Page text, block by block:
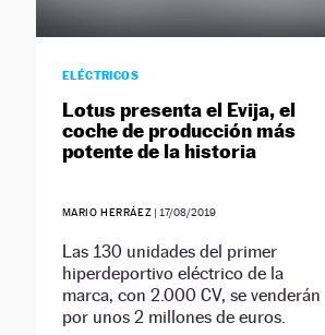
ELÉCTRICOS
Lotus presenta el Evija, el
coche de producción más
potente de la historia
MARIO HERRÁEZ | 17/08/2019
Las 130 unidades del primer
hiperdeportivo eléctrico de la
marca, con 2.000 CV, se venderán
por unos 2 millones de euros.